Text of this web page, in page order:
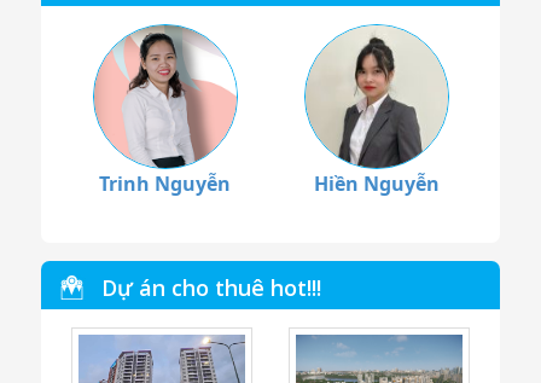
Trinh Nguyễn Hiền Nguyễn
Dự án cho thuê hot!!!